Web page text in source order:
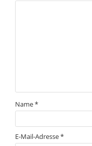
Name*
E-Mail-Adresse*